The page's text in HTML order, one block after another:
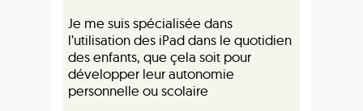
Je me suis spécialisée dans
l’utilisation des iPad dans le quotidien
des enfants, que çela soit pour
développer leur autonomie
personnelle ou scolaire